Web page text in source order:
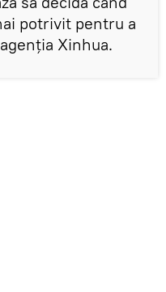
potrivit pentru a
Xinhua.